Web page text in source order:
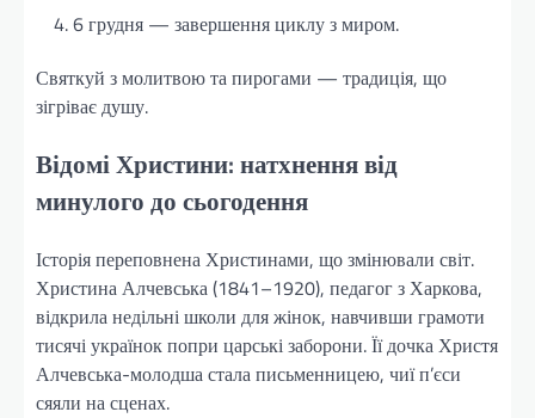
6 грудня — завершення циклу з миром.
Святкуй з молитвою та пирогами — традиція, що
зігріває душу.
Відомі Христини: натхнення від
минулого до сьогодення
Історія переповнена Христинами, що змінювали світ.
Христина Алчевська (1841–1920), педагог з Харкова,
відкрила недільні школи для жінок, навчивши грамоти
тисячі українок попри царські заборони. Її дочка Христя
Алчевська-молодша стала письменницею, чиї п’єси
сяяли на сценах.